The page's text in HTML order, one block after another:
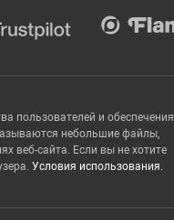
пользователей и обеспечения
небольшие файлы,
веб-сайта. Если вы не хотите
Условия использования.